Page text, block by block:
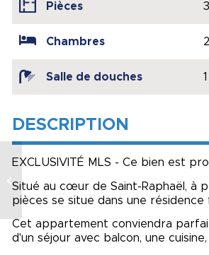
Pièces 3
Chambres 2
Salle de douches 1
DESCRIPTION
EXCLUSIVITÉ MLS - Ce bien est
Situé au cœur de Saint-Raphaël, à
pièces se situe dans une
Cet appartement conviendra
d'un séjour avec balcon, une
MAISON NOYAL-
MUZILLAC –
CAMPAGNE